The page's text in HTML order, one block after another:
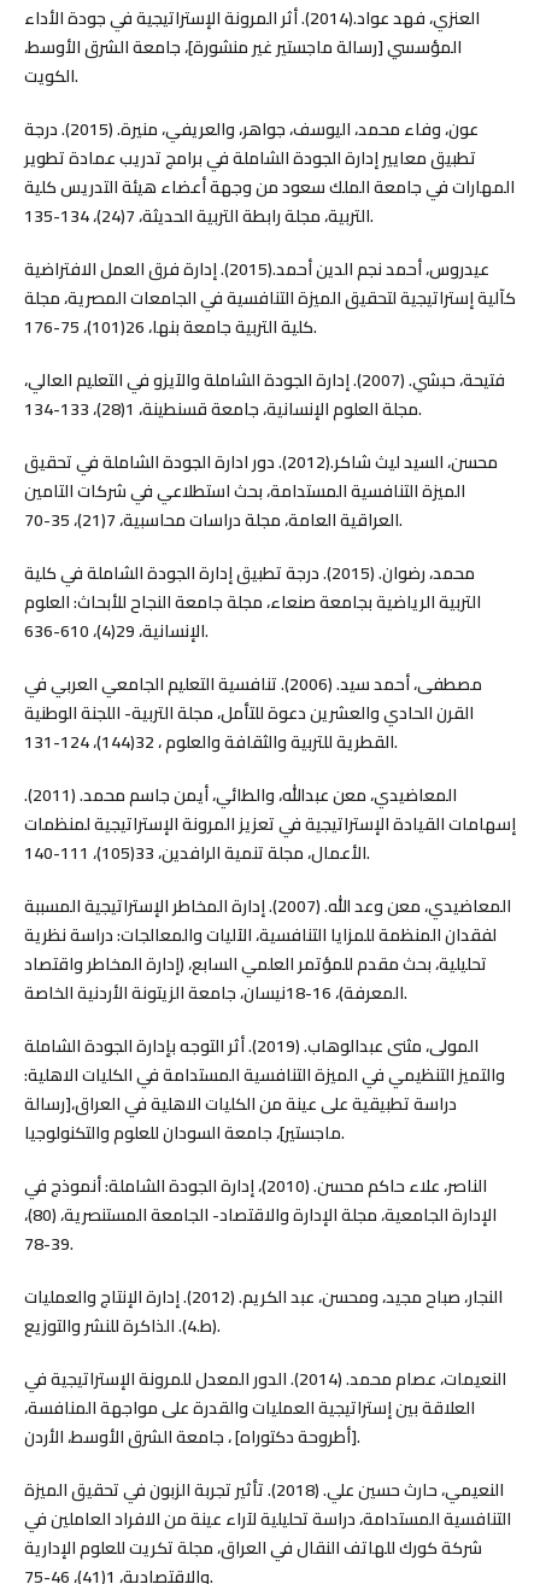
العنزي، فهد عواد.(2014). أثر المرونة الإستراتيجية في جودة الأداء
المؤسسي [رسالة ماجستير غير منشورة]، جامعة الشرق الأوسط،
الكويت.
عون، وفاء محمد، اليوسف، جواهر، والعريفي، منيرة. (2015). درجة
تطبيق معايير إدارة الجودة الشاملة في برامج تدريب عمادة تطوير
المهارات في جامعة الملك سعود من وجهة أعضاء هيئة التدريس كلية
التربية، مجلة رابطة التربية الحديثة، 7(24)، 134-135.
عيدروس، أحمد نجم الدين أحمد.(2015). إدارة فرق العمل الافتراضية
كآلية إستراتيجية لتحقيق الميزة التنافسية في الجامعات المصرية، مجلة
كلية التربية جامعة بنها، 26(101)، 75-176.
فتيحة، حبشي. (2007). إدارة الجودة الشاملة والآيزو في التعليم العالي،
مجلة العلوم الإنسانية، جامعة قسنطينة، 1(28)، 133-134.
محسن، السيد ليث شاكر.(2012). دور ادارة الجودة الشاملة في تحقيق
الميزة التنافسية المستدامة، بحث استطلاعي في شركات التامين
العراقية العامة، مجلة دراسات محاسبية، 7(21)، 35-70.
محمد، رضوان. (2015). درجة تطبيق إدارة الجودة الشاملة في كلية
التربية الرياضية بجامعة صنعاء، مجلة جامعة النجاح للأبحاث: العلوم
الإنسانية، 29(4)، 610-636.
مصطفى، أحمد سيد. (2006). تنافسية التعليم الجامعي العربي في
القرن الحادي والعشرين دعوة للتأمل، مجلة التربية- اللجنة الوطنية
القطرية للتربية والثقافة والعلوم ، 32(144)، 124-131.
المعاضيدي، معن عبدالله، والطائي، أيمن جاسم محمد. (2011).
إسهامات القيادة الإستراتيجية في تعزيز المرونة الإستراتيجية لمنظمات
الأعمال، مجلة تنمية الرافدين، 33(105)، 111-140.
المعاضيدي، معن وعد الله. (2007). إدارة المخاطر الإستراتيجية المسببة
لفقدان المنظمة للمزايا التنافسية، الآليات والمعالجات: دراسة نظرية
تحليلية، بحث مقدم للمؤتمر العلمي السابع، (إدارة المخاطر واقتصاد
المعرفة)، 16-18نيسان، جامعة الزيتونة الأردنية الخاصة.
المولى، مثنى عبدالوهاب. (2019). أثر التوجه بإدارة الجودة الشاملة
والتميز التنظيمي في الميزة التنافسية المستدامة في الكليات الاهلية:
دراسة تطبيقية على عينة من الكليات الاهلية في العراق،[رسالة
ماجستير]، جامعة السودان للعلوم والتكنولوجيا.
الناصر، علاء حاكم محسن. (2010)، إدارة الجودة الشاملة: أنموذج في
الإدارة الجامعية، مجلة الإدارة والاقتصاد- الجامعة المستنصرية، (80)،
39-78.
النجار، صباح مجيد، ومحسن، عبد الكريم. (2012). إدارة الإنتاج والعمليات
(ط.4). الذاكرة للنشر والتوزيع.
النعيمات، عصام محمد. (2014). الدور المعدل للمرونة الإستراتيجية في
العلاقة بين إستراتيجية العمليات والقدرة على مواجهة المنافسة،
[أطروحة دكتوراه] ، جامعة الشرق الأوسط، الأردن.
النعيمي، حارث حسين علي. (2018). تأثير تجربة الزبون في تحقيق الميزة
التنافسية المستدامة، دراسة تحليلية لآراء عينة من الافراد العاملين في
شركة كورك للهاتف النقال في العراق، مجلة تكريت للعلوم الإدارية
والاقتصادية، 1(41)، 46-75.